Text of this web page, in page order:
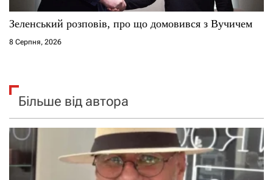
Зеленський розповів, про що домовився з Вучичем
8 Серпня, 2026
Більше від автора